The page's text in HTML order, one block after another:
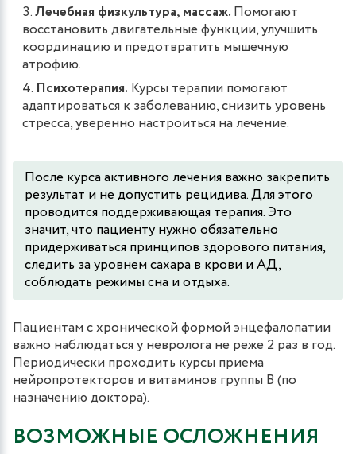
Лечебная физкультура, массаж. Помогают
восстановить двигательные функции, улучшить
координацию и предотвратить мышечную
атрофию.
Психотерапия. Курсы терапии помогают
адаптироваться к заболеванию, снизить уровень
стресса, уверенно настроиться на лечение.
После курса активного лечения важно закрепить
результат и не допустить рецидива. Для этого
проводится поддерживающая терапия. Это
значит, что пациенту нужно обязательно
придерживаться принципов здорового питания,
следить за уровнем сахара в крови и АД,
соблюдать режимы сна и отдыха.
Пациентам с хронической формой энцефалопатии
важно наблюдаться у невролога не реже 2 раз в год.
Периодически проходить курсы приема
нейропротекторов и витаминов группы B (по
назначению доктора).
ВОЗМОЖНЫЕ ОСЛОЖНЕНИЯ